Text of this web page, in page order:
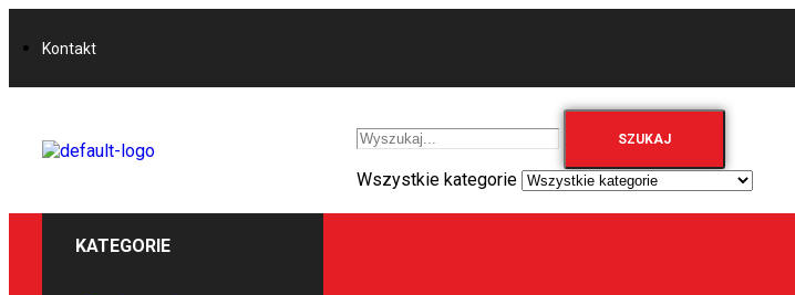
Kontakt
SZUKAJ
Wszystkie kategorie
KATEGORIE